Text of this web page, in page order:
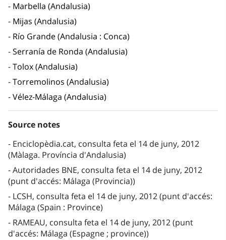
Marbella (Andalusia)
Mijas (Andalusia)
Río Grande (Andalusia : Conca)
Serranía de Ronda (Andalusia)
Tolox (Andalusia)
Torremolinos (Andalusia)
Vélez-Málaga (Andalusia)
Source notes
Enciclopèdia.cat, consulta feta el 14 de juny, 2012
(Màlaga. Província d'Andalusia)
Autoridades BNE, consulta feta el 14 de juny, 2012
(punt d'accés: Málaga (Provincia))
LCSH, consulta feta el 14 de juny, 2012 (punt d'accés:
Málaga (Spain : Province)
RAMEAU, consulta feta el 14 de juny, 2012 (punt
d'accés: Málaga (Espagne ; province))